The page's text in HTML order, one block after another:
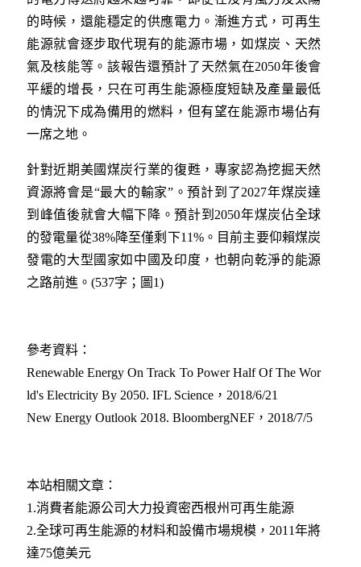
的時候，還能穩定的供應電力。漸進方式，可再生
能源就會逐步取代現有的能源市場，如煤炭、天然
氣及核能等。該報告還預計了天然氣在2050年後會
平緩的增長，只在可再生能源極度短缺及產量最低
的情況下成為備用的燃料，但有望在能源市場佔有
一席之地。
針對近期美國煤炭行業的復甦，專家認為挖掘天然
資源將會是“最大的輸家”。預計到了2027年煤炭達
到峰值後就會大幅下降。預計到2050年煤炭佔全球
的發電量從38%降至僅剩下11%。目前主要仰賴煤炭
發電的大型國家如中國及印度，也朝向乾淨的能源
之路前進。(537字；圖1)
參考資料：
Renewable Energy On Track To Power Half Of The Wor
ld's Electricity By 2050. IFL Science，2018/6/21
New Energy Outlook 2018. BloombergNEF，2018/7/5
本站相關文章：
1.消費者能源公司大力投資密西根州可再生能源
2.全球可再生能源的材料和設備市場規模，2011年將
達75億美元